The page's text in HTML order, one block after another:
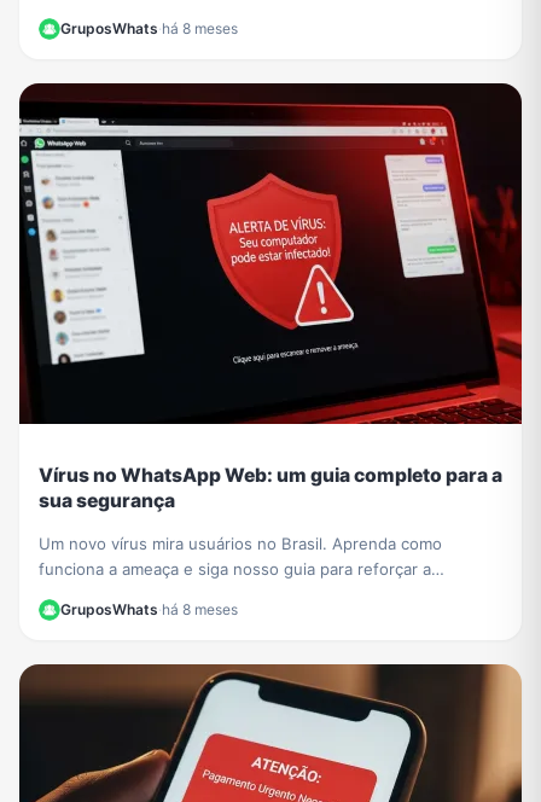
GruposWhats·há 8 meses
Vírus no WhatsApp Web: um guia completo para a
sua segurança
Um novo vírus mira usuários no Brasil. Aprenda como
funciona a ameaça e siga nosso guia para reforçar a
segurança no WhatsApp Web e proteger seus dados.
GruposWhats·há 8 meses